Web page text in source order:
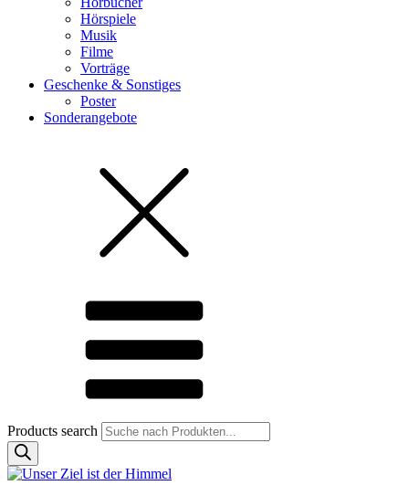
Hörspiele
Musik
Filme
Vorträge
Geschenke & Sonstiges
Poster
Sonderangebote
Products search